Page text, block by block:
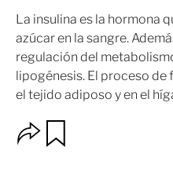
La insulina es la hormona
azúcar en la sangre.
regulación del
lipogénesis. El proceso
el tejido adiposo y en el
O
p